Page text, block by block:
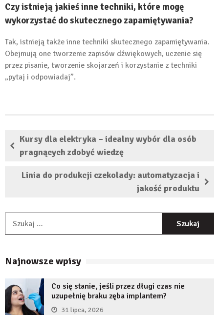
Czy istnieją jakieś inne techniki, które mogę
wykorzystać do skutecznego zapamiętywania?
Tak, istnieją także inne techniki skutecznego zapamiętywania.
Obejmują one tworzenie zapisów dźwiękowych, uczenie się
przez pisanie, tworzenie skojarzeń i korzystanie z techniki
„pytaj i odpowiadaj”.
Kursy dla elektryka – idealny wybór dla osób
pragnących zdobyć wiedzę
Linia do produkcji czekolady: automatyzacja i
jakość produktu
Najnowsze wpisy
Co się stanie, jeśli przez długi czas nie
uzupełnię braku zęba implantem?
31 lipca, 2026